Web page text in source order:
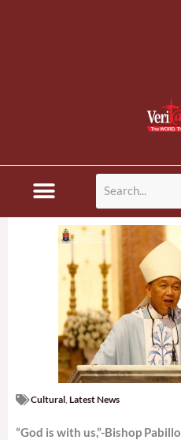
Cultural Latest News
“God is with us,”-Bishop Pabillo